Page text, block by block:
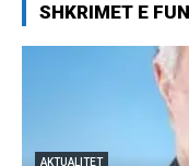
SHKRIMET E